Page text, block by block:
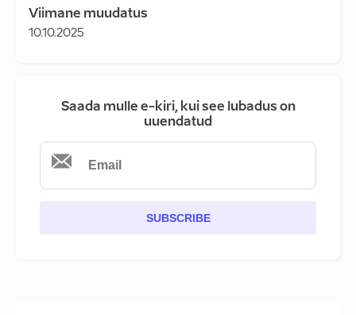
Viimane muudatus
10.10.2025
Saada mulle e-kiri, kui see lubadus on
uuendatud
SUBSCRIBE